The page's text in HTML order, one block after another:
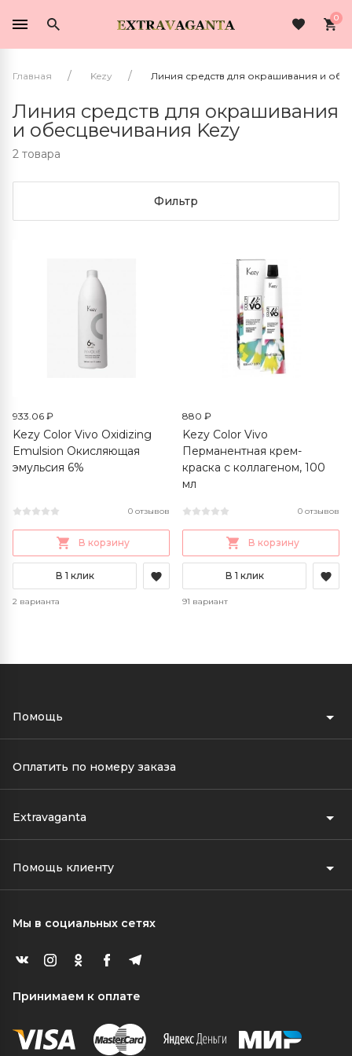
0
Главная Kezy Линия средств для окрашивания и
Линия средств для окрашивания
и обесцвечивания Kezy
2 товара
Фильтр
933.06 ₽
Kezy Color Vivo Oxidizing
Emulsion Окисляющая
эмульсия 6%
0 отзывов
В корзину
В 1 клик
2 варианта
880 ₽
Kezy Color Vivo
Перманентная крем-
краска с коллагеном, 100
мл
0 отзывов
В корзину
В 1 клик
91 вариант
Помощь
Оплатить по номеру заказа
Extravaganta
Помощь клиенту
Мы в социальных сетях
Принимаем к оплате